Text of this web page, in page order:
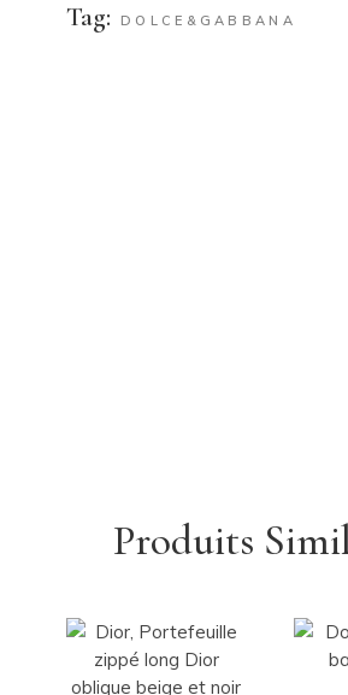
Tag: DOLCE&GABBANA
Produits